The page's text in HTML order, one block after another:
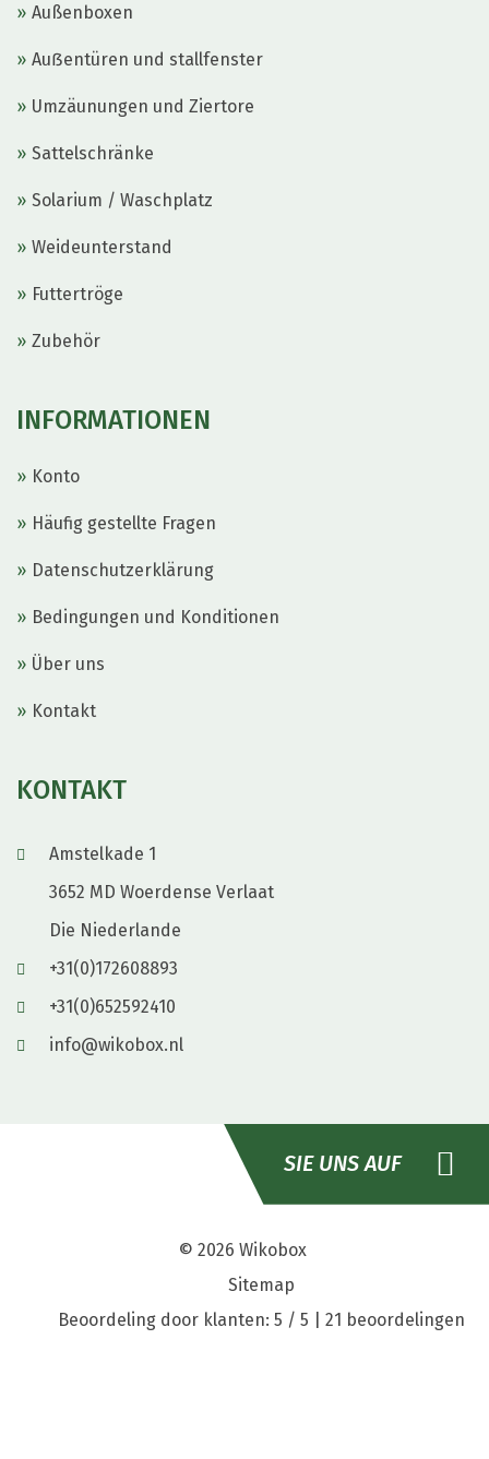
Außenboxen
Auẞentüren und stallfenster
Umzäunungen und Ziertore
Sattelschränke
Solarium / Waschplatz
Weideunterstand
Futtertröge
Zubehör
INFORMATIONEN
Konto
Häufig gestellte Fragen
Datenschutzerklärung
Bedingungen und Konditionen
Über uns
Kontakt
KONTAKT
Amstelkade 1
3652 MD Woerdense Verlaat
Die Niederlande
+31(0)172608893
+31(0)652592410
info@wikobox.nl
© 2026 Wikobox
Sitemap
Beoordeling door klanten: 5 / 5 | 21 beoordelingen
SIE UNS AUF